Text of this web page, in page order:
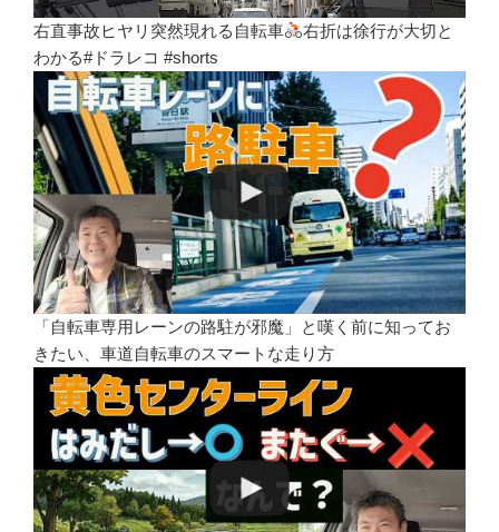
右直事故ヒヤリ突然現れる自転車
右折は徐行が大切と
わかる#ドラレコ #shorts
「自転車専用レーンの路駐が邪魔」と嘆く前に知ってお
きたい、車道自転車のスマートな走り方